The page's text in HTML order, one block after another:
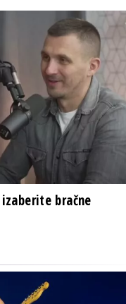
izaberite bračne